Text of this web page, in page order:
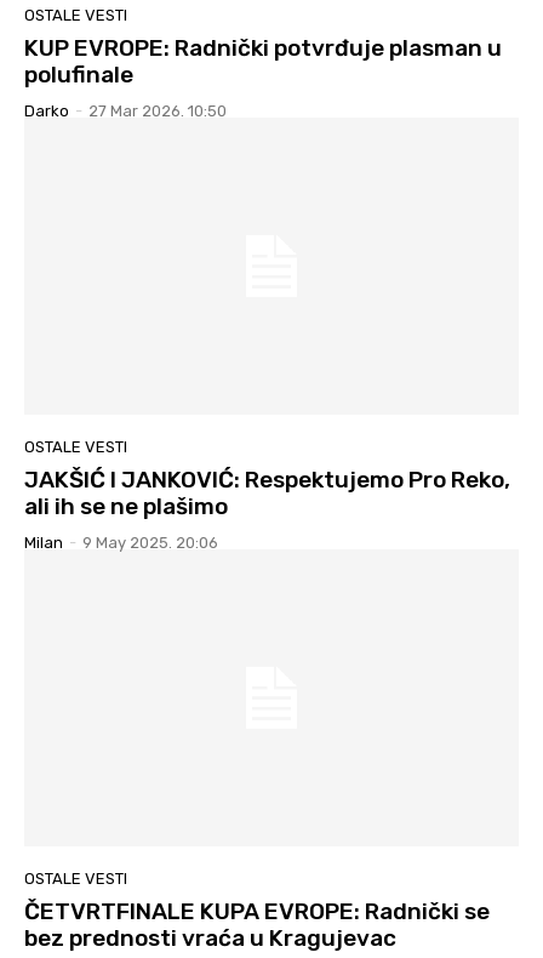
OSTALE VESTI
KUP EVROPE: Radnički potvrđuje plasman u
polufinale
Darko - 27 Mar 2026. 10:50
OSTALE VESTI
JAKŠIĆ I JANKOVIĆ: Respektujemo Pro Reko,
ali ih se ne plašimo
Milan - 9 May 2025. 20:06
OSTALE VESTI
ČETVRTFINALE KUPA EVROPE: Radnički se
bez prednosti vraća u Kragujevac